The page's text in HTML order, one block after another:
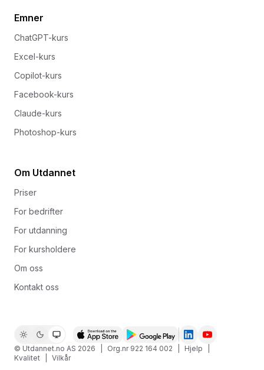
Emner
ChatGPT-kurs
Excel-kurs
Copilot-kurs
Facebook-kurs
Claude-kurs
Photoshop-kurs
Om Utdannet
Priser
For bedrifter
For utdanning
For kursholdere
Om oss
Kontakt oss
© Utdannet.no AS 2026 Org.nr 922 164 002 Hjelp
Kvalitet
Vilkår